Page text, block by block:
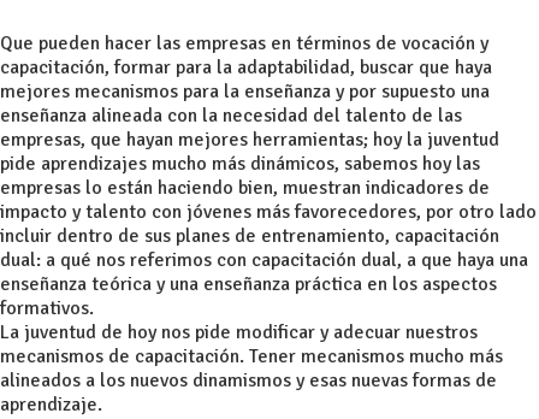
Que pueden hacer las empresas en términos de vocación y
capacitación, formar para la adaptabilidad, buscar que haya
mejores mecanismos para la enseñanza y por supuesto una
enseñanza alineada con la necesidad del talento de las
empresas, que hayan mejores herramientas; hoy la juventud
pide aprendizajes mucho más dinámicos, sabemos hoy las
empresas lo están haciendo bien, muestran indicadores de
impacto y talento con jóvenes más favorecedores, por otro lado
incluir dentro de sus planes de entrenamiento, capacitación
dual: a qué nos referimos con capacitación dual, a que haya una
enseñanza teórica y una enseñanza práctica en los aspectos
formativos.
La juventud de hoy nos pide modificar y adecuar nuestros
mecanismos de capacitación. Tener mecanismos mucho más
alineados a los nuevos dinamismos y esas nuevas formas de
aprendizaje.